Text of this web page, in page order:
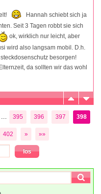
Hannah schiebt sich ja
Seit 3 Tagen robbt sie sich
ok, wirklich nur leicht, aber
wird also langsam mobil. D.h.
besorgen!
da sollten wir das wohl
395 396 397 398
402 » »»